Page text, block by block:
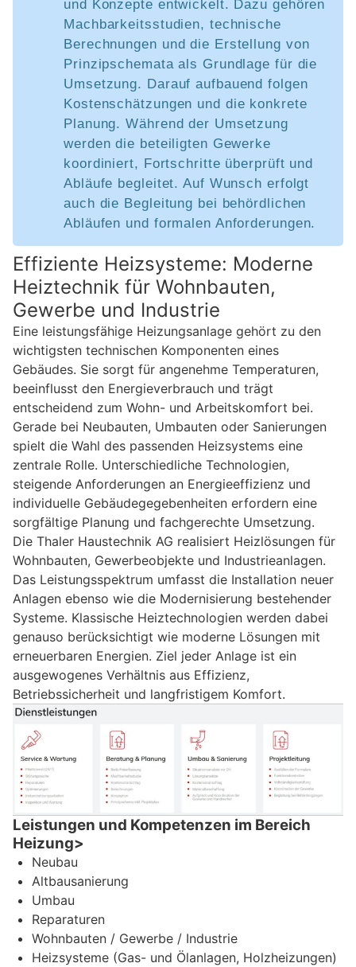
und Konzepte entwickelt. Dazu gehören
Machbarkeitsstudien, technische
Berechnungen und die Erstellung von
Prinzipschemata als Grundlage für die
Umsetzung. Darauf aufbauend folgen
Kostenschätzungen und die konkrete
Planung. Während der Umsetzung
werden die beteiligten Gewerke
koordiniert, Fortschritte überprüft und
Abläufe begleitet. Auf Wunsch erfolgt
auch die Begleitung bei behördlichen
Abläufen und formalen Anforderungen.
Effiziente Heizsysteme: Moderne
Heiztechnik für Wohnbauten,
Gewerbe und Industrie
Eine leistungsfähige Heizungsanlage gehört zu den
wichtigsten technischen Komponenten eines
Gebäudes. Sie sorgt für angenehme Temperaturen,
beeinflusst den Energieverbrauch und trägt
entscheidend zum Wohn- und Arbeitskomfort bei.
Gerade bei Neubauten, Umbauten oder Sanierungen
spielt die Wahl des passenden Heizsystems eine
zentrale Rolle. Unterschiedliche Technologien,
steigende Anforderungen an Energieeffizienz und
individuelle Gebäudegegebenheiten erfordern eine
sorgfältige Planung und fachgerechte Umsetzung.
Die Thaler Haustechnik AG realisiert Heizlösungen für
Wohnbauten, Gewerbeobjekte und Industrieanlagen.
Das Leistungsspektrum umfasst die Installation neuer
Anlagen ebenso wie die Modernisierung bestehender
Systeme. Klassische Heiztechnologien werden dabei
genauso berücksichtigt wie moderne Lösungen mit
erneuerbaren Energien. Ziel jeder Anlage ist ein
ausgewogenes Verhältnis aus Effizienz,
Betriebssicherheit und langfristigem Komfort.
Leistungen und Kompetenzen im Bereich
Heizung>
Neubau
Altbausanierung
Umbau
Reparaturen
Wohnbauten / Gewerbe / Industrie
Heizsysteme (Gas- und Ölanlagen, Holzheizungen)